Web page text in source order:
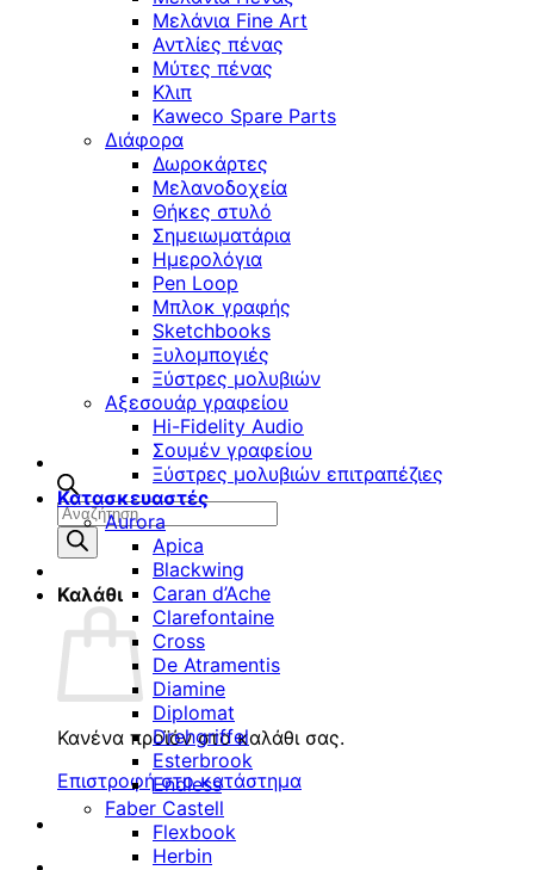
Αναζήτηση
προϊόντων
Καλάθι
Κανένα προϊόν στο καλάθι σας.
Επιστροφή στο κατάστημα
Μελάνια Fine Art
Αντλίες πένας
Μύτες πένας
Κλιπ
Kaweco Spare Parts
Διάφορα
Δωροκάρτες
Μελανοδοχεία
Θήκες στυλό
Σημειωματάρια
Ημερολόγια
Pen Loop
Μπλοκ γραφής
Sketchbooks
Ξυλομπογιές
Ξύστρες μολυβιών
Αξεσουάρ γραφείου
Hi-Fidelity Audio
Σουμέν γραφείου
Ξύστρες μολυβιών επιτραπέζιες
Κατασκευαστές
Aurora
Apica
Blackwing
Caran d’Ache
Clarefontaine
Cross
De Atramentis
Diamine
Diplomat
Drehgriffel
Esterbrook
Endless
Faber Castell
Flexbook
Herbin